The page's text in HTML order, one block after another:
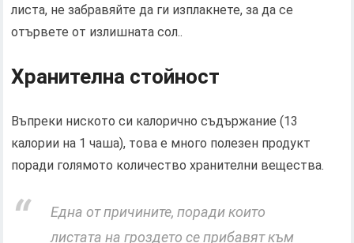
листа, не забравяйте да ги изплакнете, за да се
отървете от излишната сол..
Хранителна стойност
Въпреки ниското си калорично съдържание (13
калории на 1 чаша), това е много полезен продукт
поради голямото количество хранителни вещества.
Една от причините, поради които
листата на гроздето се прибавят към